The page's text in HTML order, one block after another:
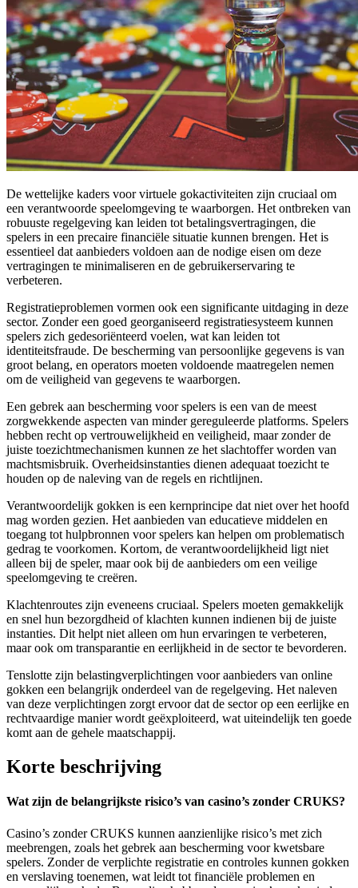
De wettelijke kaders voor virtuele gokactiviteiten zijn cruciaal om
een verantwoorde speelomgeving te waarborgen. Het ontbreken van
robuuste regelgeving kan leiden tot betalingsvertragingen, die
spelers in een precaire financiële situatie kunnen brengen. Het is
essentieel dat aanbieders voldoen aan de nodige eisen om deze
vertragingen te minimaliseren en de gebruikerservaring te
verbeteren.
Registratieproblemen vormen ook een significante uitdaging in deze
sector. Zonder een goed georganiseerd registratiesysteem kunnen
spelers zich gedesoriënteerd voelen, wat kan leiden tot
identiteitsfraude. De bescherming van persoonlijke gegevens is van
groot belang, en operators moeten voldoende maatregelen nemen
om de veiligheid van gegevens te waarborgen.
Een gebrek aan bescherming voor spelers is een van de meest
zorgwekkende aspecten van minder gereguleerde platforms. Spelers
hebben recht op vertrouwelijkheid en veiligheid, maar zonder de
juiste toezichtmechanismen kunnen ze het slachtoffer worden van
machtsmisbruik. Overheidsinstanties dienen adequaat toezicht te
houden op de naleving van de regels en richtlijnen.
Verantwoordelijk gokken is een kernprincipe dat niet over het hoofd
mag worden gezien. Het aanbieden van educatieve middelen en
toegang tot hulpbronnen voor spelers kan helpen om problematisch
gedrag te voorkomen. Kortom, de verantwoordelijkheid ligt niet
alleen bij de speler, maar ook bij de aanbieders om een veilige
speelomgeving te creëren.
Klachtenroutes zijn eveneens cruciaal. Spelers moeten gemakkelijk
en snel hun bezorgdheid of klachten kunnen indienen bij de juiste
instanties. Dit helpt niet alleen om hun ervaringen te verbeteren,
maar ook om transparantie en eerlijkheid in de sector te bevorderen.
Tenslotte zijn belastingverplichtingen voor aanbieders van online
gokken een belangrijk onderdeel van de regelgeving. Het naleven
van deze verplichtingen zorgt ervoor dat de sector op een eerlijke en
rechtvaardige manier wordt geëxploiteerd, wat uiteindelijk ten goede
komt aan de gehele maatschappij.
Korte beschrijving
Wat zijn de belangrijkste risico’s van casino’s zonder CRUKS?
Casino’s zonder CRUKS kunnen aanzienlijke risico’s met zich
meebrengen, zoals het gebrek aan bescherming voor kwetsbare
spelers. Zonder de verplichte registratie en controles kunnen gokken
en verslaving toenemen, wat leidt tot financiële problemen en